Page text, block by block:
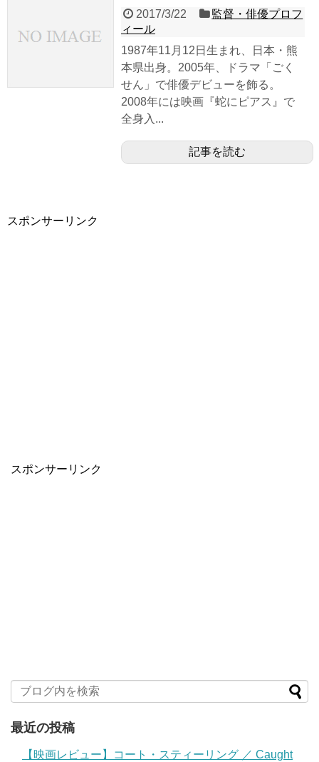
2017/3/22
監督・俳優プロフ
ィール
1987年11月12日生まれ、日本・熊
本県出身。2005年、ドラマ「ごく
せん」で俳優デビューを飾る。
2008年には映画『蛇にピアス』で
全身入...
記事を読む
スポンサーリンク
スポンサーリンク
最近の投稿
【映画レビュー】コート・スティーリング ／ Caught